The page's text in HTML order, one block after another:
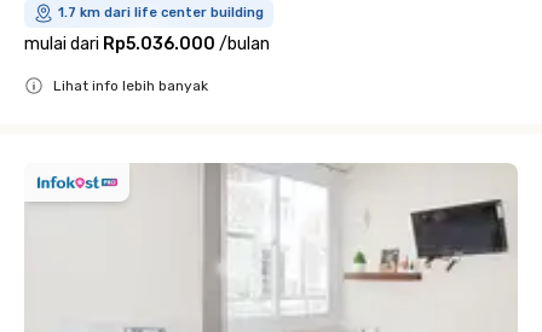
1.7 km dari life center building
mulai dari Rp5.036.000 /bulan
Lihat info lebih banyak